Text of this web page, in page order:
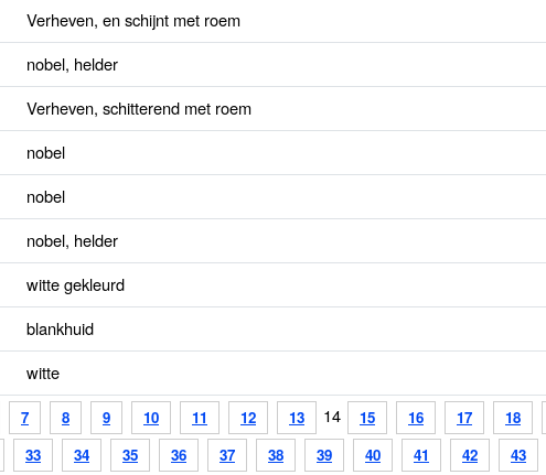
7 8 9 10 11 12 13 14 15 16 17 18
33 34 35 36 37 38 39 40 41 42 43
Verheven, en schijnt met roem
nobel, helder
Verheven, schitterend met roem
nobel
nobel
nobel, helder
witte gekleurd
blankhuid
witte